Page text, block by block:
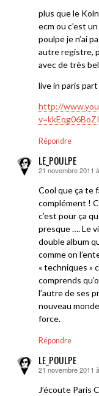
plus que le
ecm ou c’est
poulpe je n’ai
autre registre,
avec de très
live in paris part
http://
Répondre
LE_POULPE
dit :
21 novembre 2011
Cool que ça te
complément !
c’est pour ça
presque …. Le
double album
comme on
« techniques »
comprends
l’autre de ses
nouveau
force.
Répondre
LE_POULPE
dit :
21 novembre 2011
J’écoute Paris